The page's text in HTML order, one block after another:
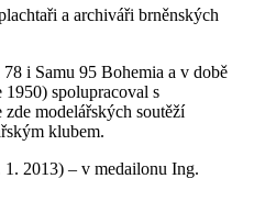
a archiváři brněnských
i Samu 95 Bohemia a v době
spolupracoval s
modelářských soutěží
klubem.
2013) – v medailonu Ing.